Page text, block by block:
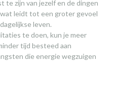
te zijn van jezelf en de dingen
leidt tot een groter gevoel
leven.
te doen, kun je meer
tijd besteed aan
die energie wegzuigen